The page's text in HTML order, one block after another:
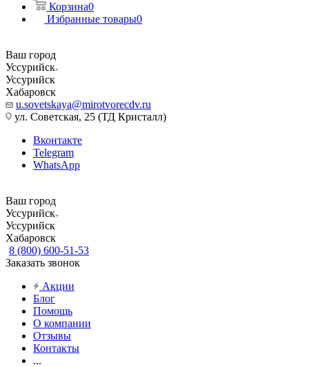
Корзина0
Избранные товары0
Ваш город
Уссурийск
Уссурийск
Хабаровск
u.sovetskaya@mirotvorecdv.ru
ул. Советская, 25 (ТД Кристалл)
Вконтакте
Telegram
WhatsApp
Ваш город
Уссурийск
Уссурийск
Хабаровск
8 (800) 600-51-53
Заказать звонок
Акции
Блог
Помощь
О компании
Отзывы
Контакты
...